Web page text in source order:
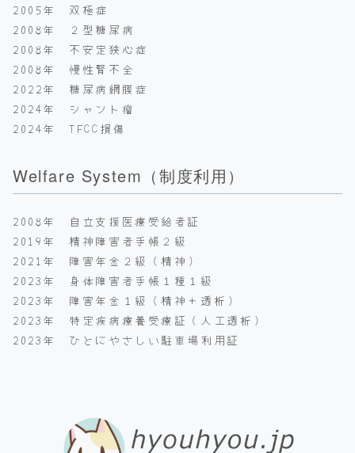
2005年 双極症
2008年 ２型糖尿病
2008年 不安定狭心症
2008年 慢性腎不全
2022年 糖尿病網膜症
2024年 シャント瘤
2024年 TFCC損傷
Welfare System（制度利用）
2008年 自立支援医療受給者証
2019年 精神障害者手帳２級
2021年 障害年金２級（精神）
2023年 身体障害者手帳１種１級
2023年 障害年金１級（精神＋透析）
2023年 特定疾病療養受療証（人工透析）
2023年 ひとにやさしい駐車場利用証